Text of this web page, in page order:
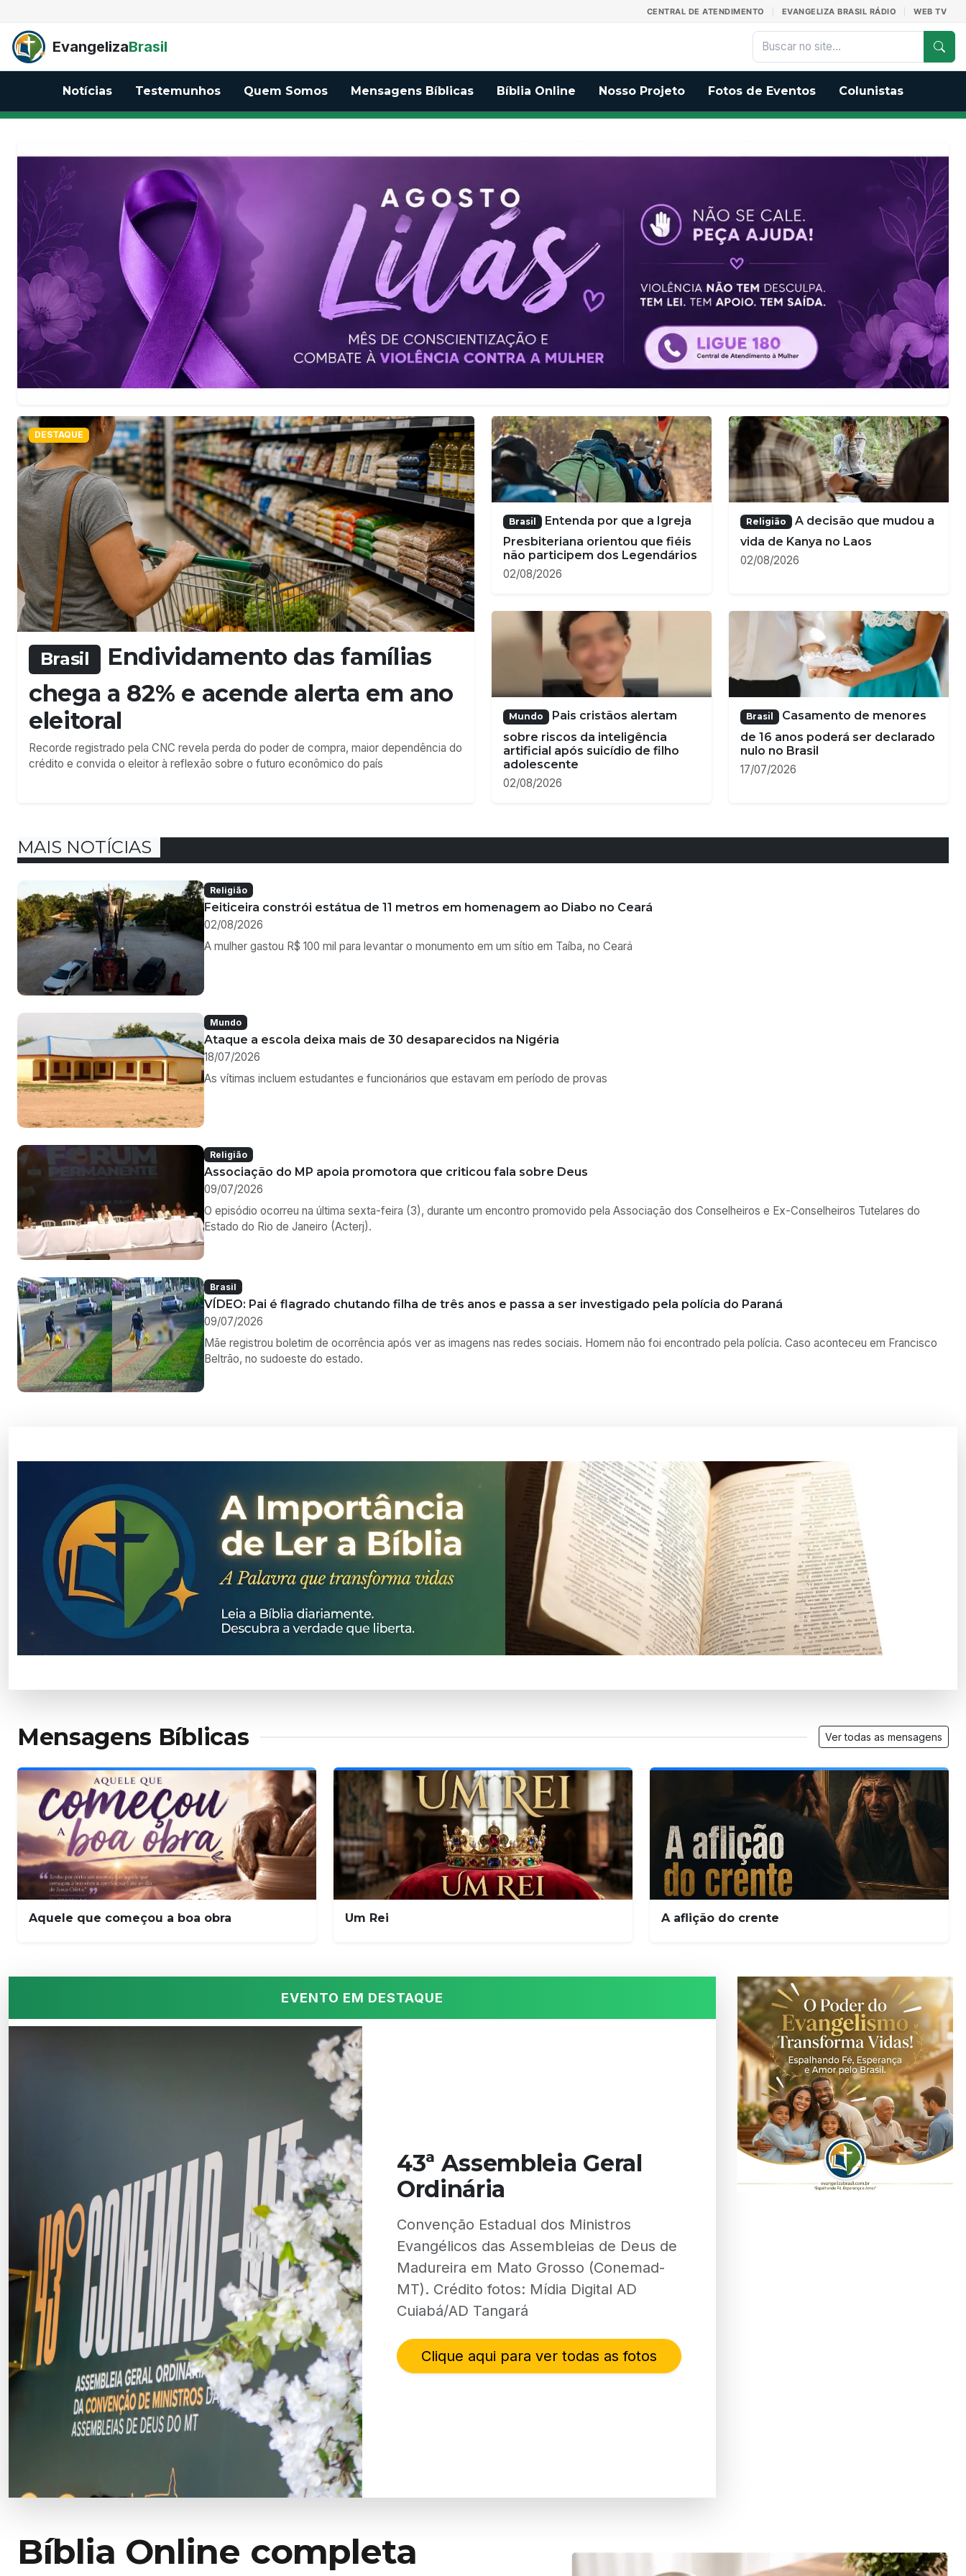
Evangeliza Brasil CENTRAL DE ATENDIMENTO EVANGELIZA BRASIL RÁDIO WEB TV
EvangelizaBrasil
Notícias Testemunhos Quem Somos Mensagens Bíblicas Bíblia Online Nosso Projeto Fotos de Eventos Colunistas
DESTAQUE
Brasil Endividamento das famílias
chega a 82% e acende alerta em ano
eleitoral
Recorde registrado pela CNC revela perda do poder de compra, maior dependência do
crédito e convida o eleitor à reflexão sobre o futuro econômico do país
Brasil
Entenda por que a Igreja
Presbiteriana orientou que fiéis
não participem dos Legendários
02/08/2026
A decisão que mudou a
02/08/2026
Mundo
Pais cristãos alertam
sobre riscos da inteligência
artificial após suicídio de filho
adolescente
02/08/2026
Brasil Casamento de menores
de 16 anos poderá ser declarado
nulo no Brasil
17/07/2026
MAIS NOTÍCIAS
Religião
Feiticeira constrói estátua de 11 metros em homenagem ao Diabo no Ceará
02/08/2026
A mulher gastou R$ 100 mil para levantar o monumento em um sítio em Taíba, no Ceará
Mundo
Ataque a escola deixa mais de 30 desaparecidos na Nigéria
Religião
Associação do MP apoia promotora que criticou fala sobre Deus
09/07/2026
O episódio ocorreu na última sexta-feira (3), durante um encontro promovido pela Associação dos Conselheiros e Ex-Conselheiros Tutelares do
Brasil
VÍDEO: Pai é flagrado chutando filha de três anos e passa a ser investigado pela polícia do Paraná
09/07/2026
Mãe registrou boletim de ocorrência após ver as imagens nas redes sociais. Homem não foi encontrado pela polícia. Caso aconteceu em Francisco
Ver todas as mensagens
Aquele que começou a boa obra Um Rei A aflição do crente
43ª Assembleia Geral
Evangélicos das Assembleias de Deus de
Madureira em Mato Grosso (Conemad-
Bíblia Online completa
Leia, busque e compare versões da Bíblia de forma simples, rápida e organizada.
Leitura completa
Comece agora mesmo em Gênesis 1. Acesso
rápido, prático e sem distrações.
Começar leitura
Busca rápida
Encontre palavras e versículos em segundos.
Comparação de versões
Comparar Deuteronômio 34
Navegação por livros